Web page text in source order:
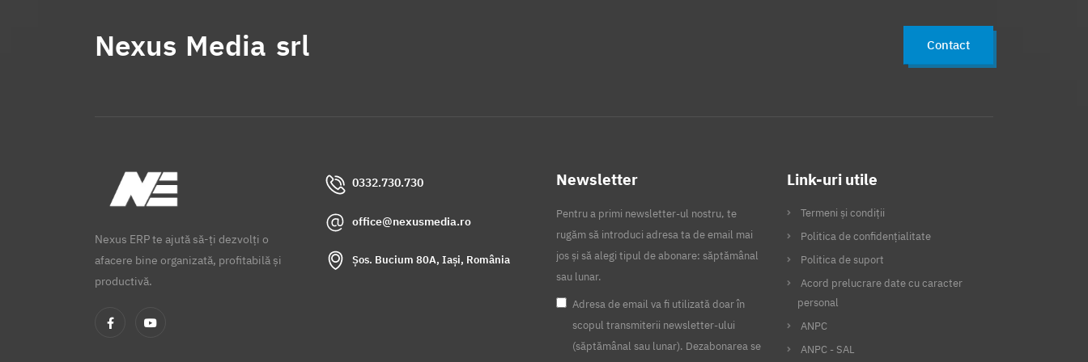
Vector fiscal
Declaratia 390
Securitate Spv
Intreprinzator privat
Semnatura electronica
Succes Afacere
Tichete masa
Nexus Media srl Contact
Nexus ERP te ajută să-ți dezvolți o
afacere bine organizată, profitabilă și
productivă.
0332.730.730
office@nexusmedia.ro
Șos. Bucium 80A, Iași, România
Newsletter
Pentru a primi newsletter-ul nostru, te
rugăm să introduci adresa ta de email mai
jos și să alegi tipul de abonare: săptămânal
sau lunar.
Adresa de email va fi utilizată doar în
scopul transmiterii newsletter-ului
(săptămânal sau lunar). Dezabonarea se
Link-uri utile
Termeni și condiții
Politica de confidențialitate
Politica de suport
Acord prelucrare date cu caracter
personal
ANPC
ANPC - SAL